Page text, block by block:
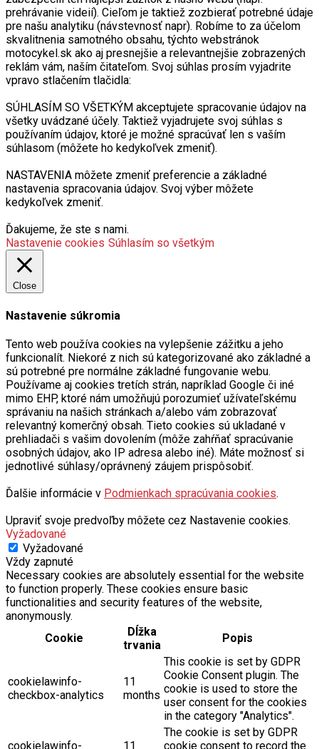
pre našu analytiku (návstevnosť napr). Robíme to za účelom
skvalitnenia samotného obsahu, týchto webstránok
motocykel.sk ako aj presnejšie a relevantnejšie zobrazených
reklám vám, naším čitateľom. Svoj súhlas prosím vyjadrite
vpravo stlačením tlačidla:
všetky uvádzané účely. Taktiež vyjadrujete svoj súhlas s
používaním údajov, ktoré je možné spracúvať len s vaším
súhlasom (môžete ho kedykoľvek zmeniť).
nastavenia spracovania údajov. Svoj výber môžete
kedykoľvek zmeniť.
Nastavenie cookies Súhlasím so všetkým
Close
funkcionalít. Niekoré z nich sú kategorizované ako základné a
sú potrebné pre normálne základné fungovanie webu.
Používame aj cookies tretích strán, napríklad Google či iné
mimo EHP, ktoré nám umožňujú porozumieť užívateľskému
správaniu na našich stránkach a/alebo vám zobrazovať
relevantný komerčný obsah. Tieto cookies sú ukladané v
prehliadači s vašim dovolením (môže zahŕňať spracúvanie
osobných údajov, ako IP adresa alebo iné). Máte možnosť si
jednotlivé súhlasy/oprávnený záujem prispôsobiť.
Vyžadované
Vyžadované
Vždy zapnuté
Necessary cookies are absolutely essential for the website
to function properly. These cookies ensure basic
functionalities and security features of the website,
anonymously.
Cookie
trvania
checkbox-analytics
months
This cookie is set by GDPR
Cookie Consent plugin. The
cookie is used to store the
user consent for the cookies
in the category "Analytics".
checkbox-functional
months
The cookie is set by GDPR
cookie consent to record the
user consent for the cookies